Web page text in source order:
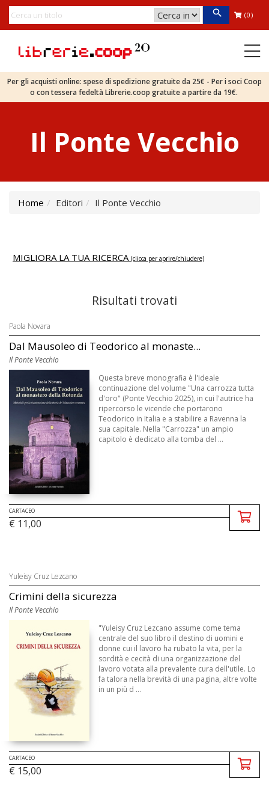
(0)
Per gli acquisti online: spese di spedizione gratuite da 25€ - Per i soci Coop
o con tessera fedeltà Librerie.coop gratuite a partire da 19€.
Il Ponte Vecchio
Home Editori Il Ponte Vecchio
MIGLIORA LA TUA RICERCA (clicca per aprire/chiudere)
Risultati trovati
Paola Novara
Dal Mausoleo di Teodorico al monaste...
Il Ponte Vecchio
Questa breve monografia è l'ideale
continuazione del volume "Una carrozza tutta
d'oro" (Ponte Vecchio 2025), in cui l'autrice ha
ripercorso le vicende che portarono
Teodorico in Italia e a stabilire a Ravenna la
sua capitale. Nella "Carrozza" un ampio
capitolo è dedicato alla tomba del ...
CARTACEO
€ 11,00
Yuleisy Cruz Lezcano
Crimini della sicurezza
Il Ponte Vecchio
"Yuleisy Cruz Lezcano assume come tema
centrale del suo libro il destino di uomini e
donne cui il lavoro ha rubato la vita, per la
sordità e cecità di una organizzazione del
lavoro votata alla prevalente cura dell'utile. Lo
fa talora nella brevità di una pagina, altre volte
in un più d ...
CARTACEO
€ 15,00